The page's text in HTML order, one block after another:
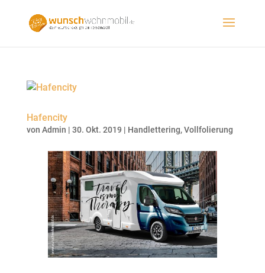
Hafencity
von Admin | 30. Okt. 2019 | Handlettering,Vollfolierung